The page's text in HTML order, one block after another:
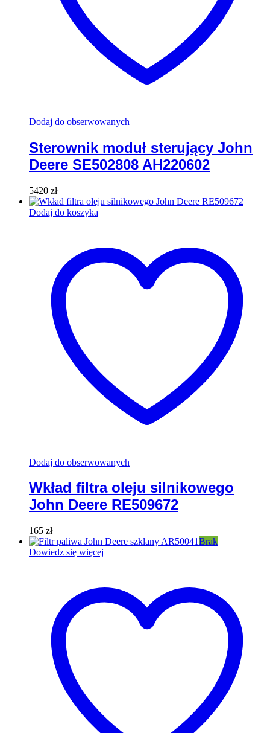
Dodaj do obserwowanych
Sterownik moduł sterujący John
Deere SE502808 AH220602
5420 zł
Dodaj do koszyka
Dodaj do obserwowanych
Wkład filtra oleju silnikowego
John Deere RE509672
165 zł
Brak
Dowiedz się więcej